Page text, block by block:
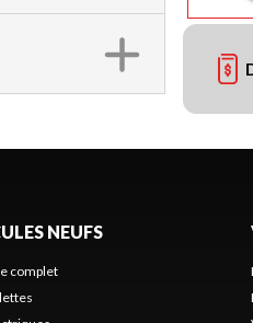
NEUFS
complet